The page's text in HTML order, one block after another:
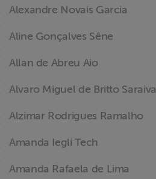
Alexandre Novais Garcia
Aline Gonçalves Sêne
Allan de Abreu Aio
Alvaro Miguel de Britto Saraiva
Alzimar Rodrigues Ramalho
Amanda Iegli Tech
Amanda Rafaela de Lima